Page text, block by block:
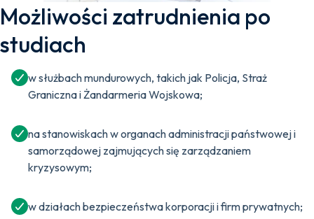
Możliwości zatrudnienia po
studiach
w służbach mundurowych, takich jak Policja, Straż
Graniczna i Żandarmeria Wojskowa;
na stanowiskach w organach administracji państwowej i
samorządowej zajmujących się zarządzaniem
kryzysowym;
w działach bezpieczeństwa korporacji i firm prywatnych;